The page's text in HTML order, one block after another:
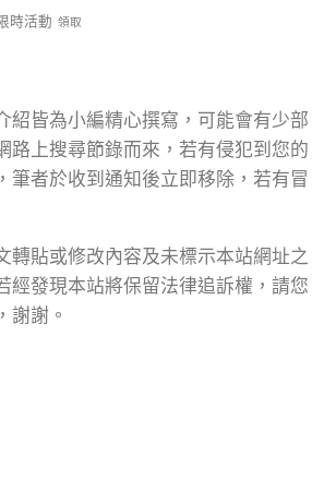
時活動 領取
紹皆為小編精心撰寫，可能會有少部
路上搜尋節錄而來，若有侵犯到您的
筆者於收到通知後立即移除，若有冒
轉貼或修改內容及未標示本站網址之
經發現本站將保留法律追訴權，請您
謝謝。